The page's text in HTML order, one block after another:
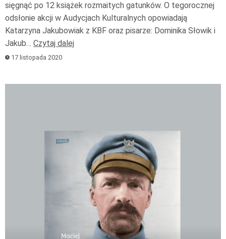
sięgnąć po 12 książek rozmaitych gatunków. O tegorocznej
odsłonie akcji w Audycjach Kulturalnych opowiadają
Katarzyna Jakubowiak z KBF oraz pisarze: Dominika Słowik i
Jakub… Czytaj dalej
17 listopada 2020